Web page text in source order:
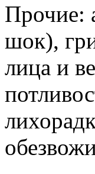
Прочие:
шок),
лица и